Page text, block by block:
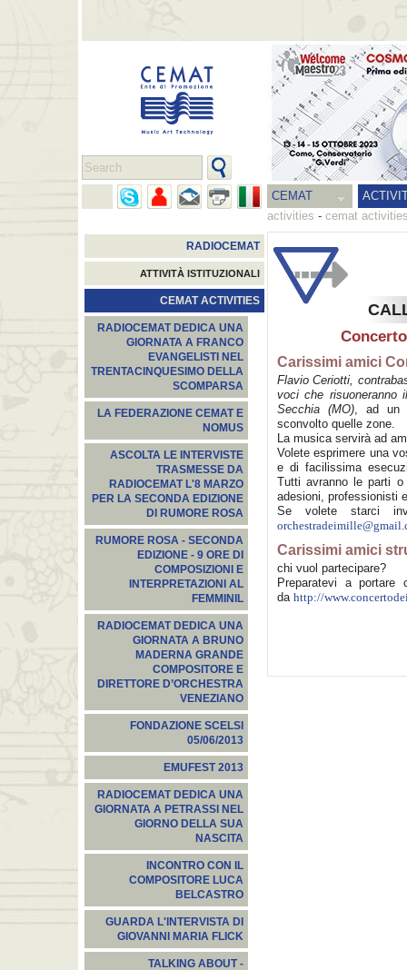
CEMAT
activities - cemat
RADIOCEMAT
ATTIVITÀ ISTITUZIONALI
CEMAT ACTIVITIES
RADIOCEMAT DEDICA UNA
GIORNATA A FRANCO
EVANGELISTI NEL
TRENTACINQUESIMO DELLA
SCOMPARSA
LA FEDERAZIONE CEMAT E
NOMUS
ASCOLTA LE INTERVISTE
TRASMESSE DA
RADIOCEMAT L'8 MARZO
PER LA SECONDA EDIZIONE
DI RUMORE ROSA
RUMORE ROSA - SECONDA
EDIZIONE - 9 ORE DI
COMPOSIZIONI E
INTERPRETAZIONI AL
FEMMINIL
RADIOCEMAT DEDICA UNA
GIORNATA A BRUNO
MADERNA GRANDE
COMPOSITORE E
DIRETTORE D’ORCHESTRA
VENEZIANO
FONDAZIONE SCELSI
05/06/2013
EMUFEST 2013
RADIOCEMAT DEDICA UNA
GIORNATA A PETRASSI NEL
GIORNO DELLA SUA
NASCITA
INCONTRO CON IL
COMPOSITORE LUCA
BELCASTRO
GUARDA L'INTERVISTA DI
GIOVANNI MARIA FLICK
TALKING ABOUT -
Carissimi amici
Flavio Ceriotti,
voci che risuoneranno
Secchia (MO), ad un
sconvolto quelle zone.
La musica servirà ad
Volete esprimere una
e di facilissima
Tutti avranno le parti
adesioni, professionisti
Se volete starci
Carissimi amici
chi vuol partecipare?
Preparatevi a
da http://